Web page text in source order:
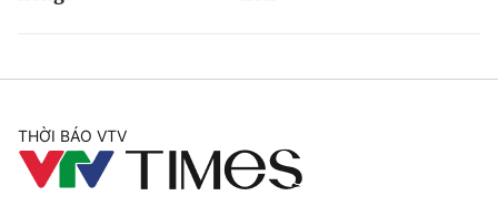
THỜI BÁO VTV